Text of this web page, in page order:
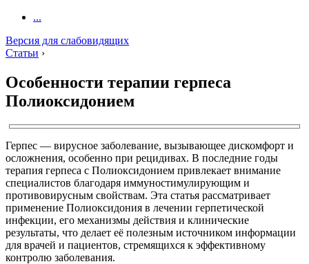
...
Версия для слабовидящих
Статьи ›
Особенности терапии герпеса
Полиоксидонием
Герпес — вирусное заболевание, вызывающее дискомфорт и
осложнения, особенно при рецидивах. В последние годы
терапия герпеса с Полиоксидонием привлекает внимание
специалистов благодаря иммуностимулирующим и
противовирусным свойствам. Эта статья рассматривает
применение Полиоксидония в лечении герпетической
инфекции, его механизмы действия и клинические
результаты, что делает её полезным источником информации
для врачей и пациентов, стремящихся к эффективному
контролю заболевания.